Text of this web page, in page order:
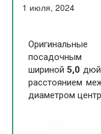
1 июля, 2024
посадочным
шириной 5,0
расстоянием
диаметром